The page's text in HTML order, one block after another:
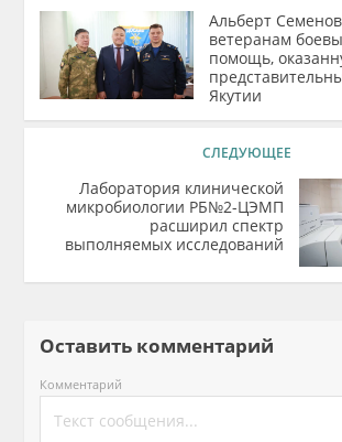
Альберт
ветеранам
помощь,
Якутии
СЛЕДУЮЩЕЕ
Лаборатория клинической
микробиологии РБ№2-ЦЭМП
расширил спектр
выполняемых исследований
Оставить комментарий
Комментарий